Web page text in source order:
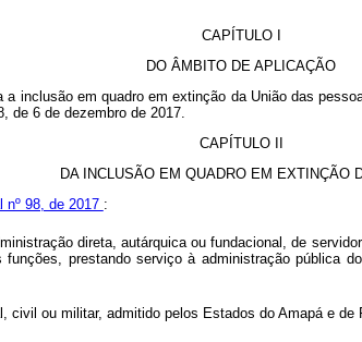
CAPÍTULO I
DO ÂMBITO DE APLICAÇÃO
inclusão em quadro em extinção da União das
de 6 de dezembro de 2017.
CAPÍTULO II
DA INCLUSÃO EM QUADRO EM EXTINÇÃO
nº 98, de 2017 :
direta, autárquica ou fundacional, de
prestando serviço à administração pública
civil ou militar, admitido pelos Estados do Amapá e